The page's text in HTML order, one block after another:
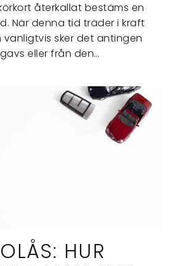
återkallat bestäms en
När denna tid träder i kraft
vanligtvis sker det antingen
eller från den…
HUR